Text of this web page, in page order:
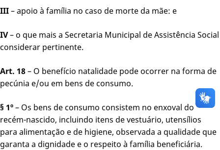
III– apoio à família no caso de morte da mãe: e
IV– o que mais a Secretaria Municipal de Assistência Social
considerar pertinente.
Art. 18– O benefício natalidade pode ocorrer na forma de
pecúnia e/ou em bens de consumo.
§ 1º– Os bens de consumo consistem no enxoval do
recém-nascido, incluindo itens de vestuário, utensílios
para alimentação e de higiene, observada a qualidade que
garanta a dignidade e o respeito à família beneficiária.